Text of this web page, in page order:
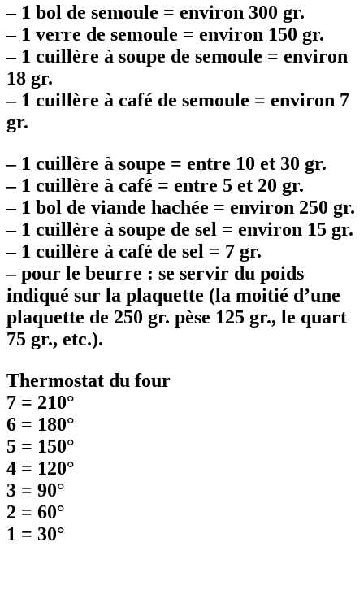
–1 bol de semoule = environ 300 gr.
–1 verre de semoule = environ 150 gr.
–1 cuillère à soupe de semoule = environ
18 gr.
–1 cuillère à café de semoule = environ 7
gr.
–1 cuillère à soupe = entre 10 et 30 gr.
–1 cuillère à café = entre 5 et 20 gr.
–1 bol de viande hachée = environ 250 gr.
–1 cuillère à soupe de sel = environ 15 gr.
–1 cuillère à café de sel = 7 gr.
–pour le beurre : se servir du poids
indiqué sur la plaquette (la moitié d’une
plaquette de 250 gr. pèse 125 gr., le quart
75 gr., etc.).
Thermostat du four
7 = 210°
6 = 180°
5 = 150°
4 = 120°
3 = 90°
2 = 60°
1 = 30°